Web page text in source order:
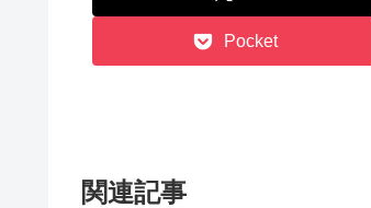
Pocket
関連記事